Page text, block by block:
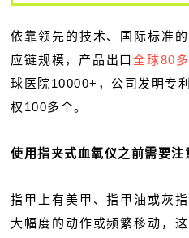
依靠领先的技术、国际标准
应链规模，产品出口全球80
球医院10000+，公司发明专
权100多个。
使用指夹式血氧仪之前需要注
指甲上有美甲、指甲油或灰
大幅度的动作或频繁移动，